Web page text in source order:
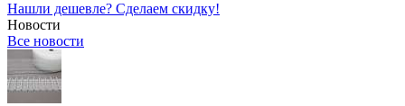
Нашли дешевле? Сделаем скидку!
Новости
Все новости